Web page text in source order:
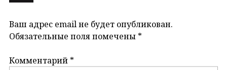
Ваш адрес email не будет опубликован.
Обязательные поля помечены *
Комментарий *